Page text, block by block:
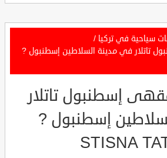
سياحية في تركيا /
تاتلار في مدينة السلاطين إسطنبول ?
إسطنبول تاتلار
إسطنبول ?
STISNA